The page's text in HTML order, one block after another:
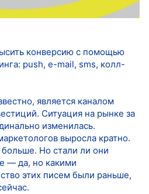
конверсию с помощью
push, e-mail, sms, колл-
является каналом
Ситуация на рынке за
изменилась.
выросла кратно.
Но стали ли они
— да, но какими
этих писем были раньше,